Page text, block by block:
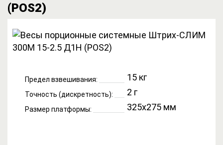
(POS2)
Предел взвешивания: 15 кг
Точность (дискретность): 2 г
Размер платформы: 325x275 мм